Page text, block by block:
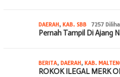
DAERAH, KAB. SBB 7257
Pernah Tampil Di Ajang
BERITA, DAERAH, KAB.
ROKOK ILEGAL MERK